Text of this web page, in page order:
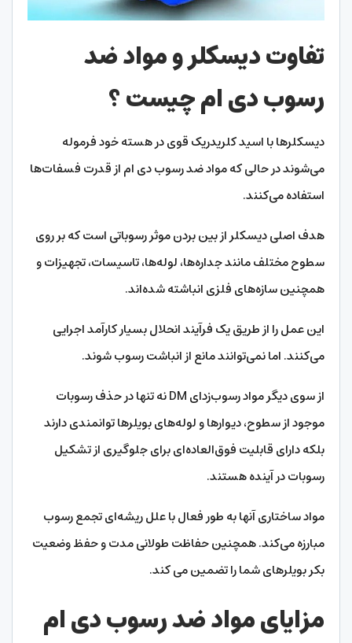
تفاوت دیسکلر و مواد ضد
رسوب دی ام چیست ؟
دیسکلرها با اسید کلریدریک قوی در هسته خود فرموله
می‌شوند در حالی که مواد ضد رسوب دی ام از قدرت فسفات‌ها
استفاده می‌کنند.
هدف اصلی دیسکلر از بین بردن موثر رسوباتی است که بر روی
سطوح مختلف مانند جداره‌ها، لوله‌ها، تاسیسات، تجهیزات و
همچنین سازه‌های فلزی انباشته شده‌اند.
این عمل را از طریق یک فرآیند انحلال بسیار کارآمد اجرایی
می‌کنند. اما نمی‌توانند مانع از انباشت رسوب شوند.
از سوی دیگر مواد رسوب‌زدای DM نه تنها در حذف رسوبات
موجود از سطوح، دیوارها و لوله‌های بویلرها توانمندی دارند
بلکه دارای قابلیت فوق‌العاده‌ای برای جلوگیری از تشکیل
رسوبات در آینده هستند.
مواد ساختاری آنها به طور فعال با علل ریشه‌ای تجمع رسوب
مبارزه می‌کند. همچنین حفاظت طولانی مدت و حفظ وضعیت
بکر بویلرهای شما را تضمین می کند.
مزایای مواد ضد رسوب دی ام